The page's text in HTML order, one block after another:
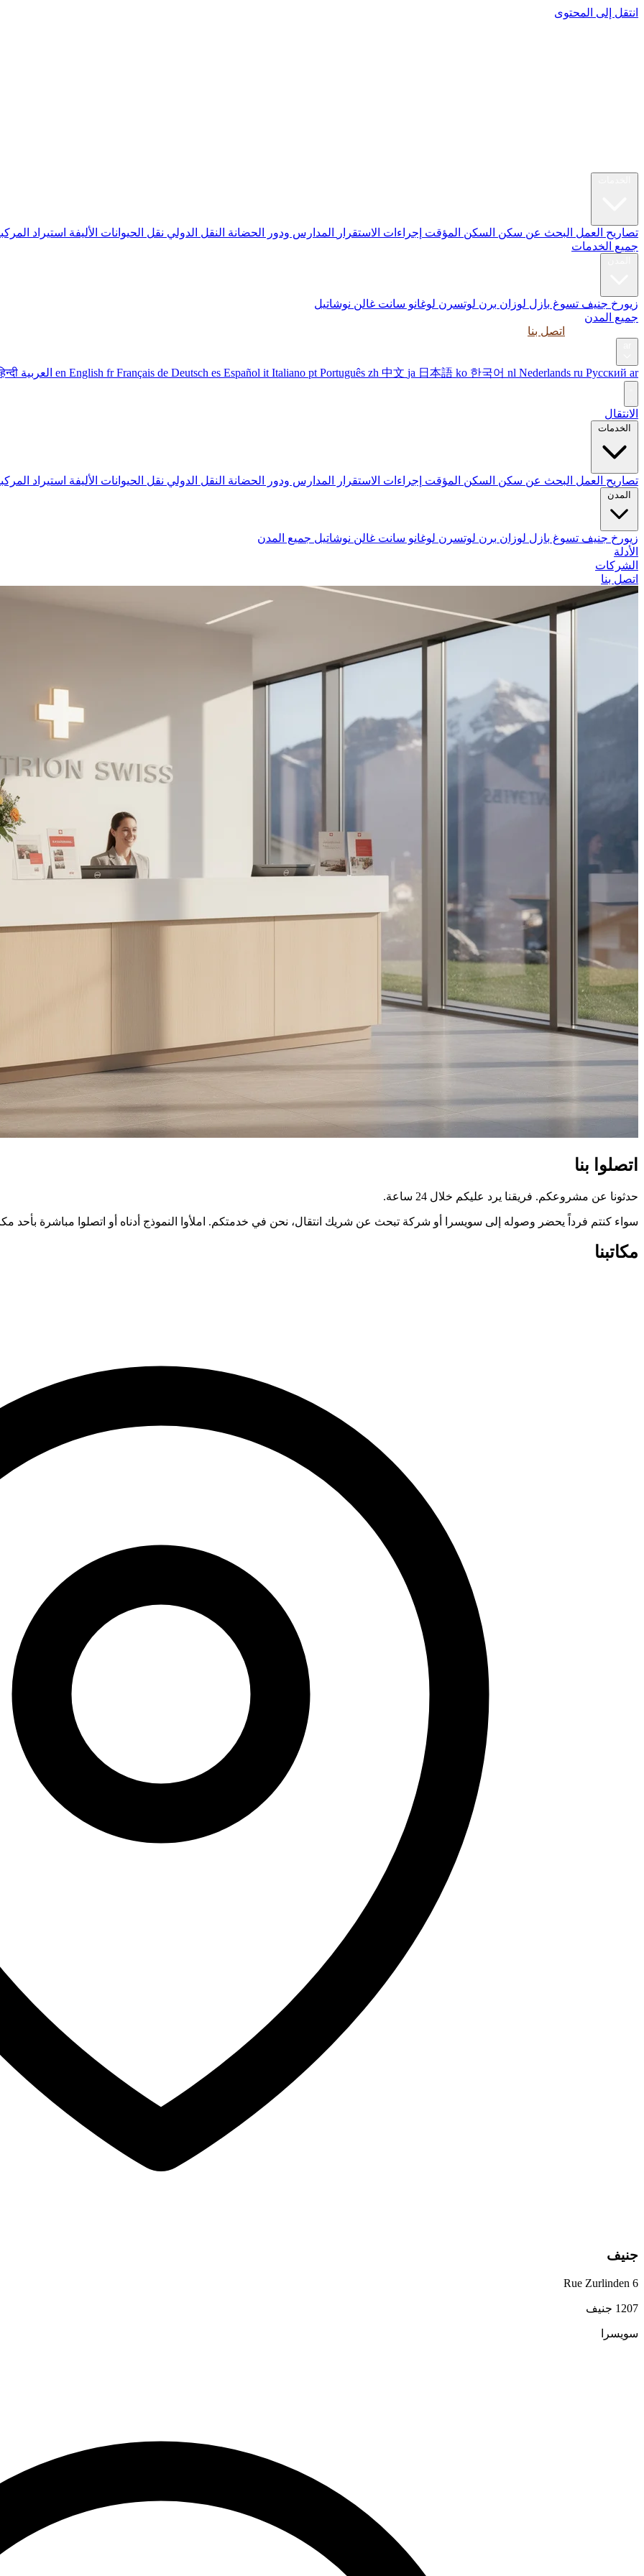
انتقل إلى المحتوى
تصاريح العمل البحث عن سكن السكن المؤقت إجراءات الاستقرار المدارس ودور الحضانة النقل الدولي نقل الحيوانات الأليفة استيراد
جميع الخدمات
زيورخ جنيف تسوغ بازل لوزان برن لوتسرن لوغانو سانت غالن نوشاتيل
جميع المدن
اتصل بنا
en English fr Français de Deutsch es Español it Italiano pt Português zh 中文 ja 日本語 ko 한국어 nl Nederlands ru Русский ar العربية
الانتقال
الخدمات
تصاريح العمل البحث عن سكن السكن المؤقت إجراءات الاستقرار المدارس ودور الحضانة النقل الدولي نقل الحيوانات الأليفة استيراد
المدن
زيورخ جنيف تسوغ بازل لوزان برن لوتسرن لوغانو سانت غالن نوشاتيل جميع المدن
الأدلة
الشركات
اتصل بنا
اتصلوا بنا
حدثونا عن مشروعكم. فريقنا يرد عليكم خلال 24 ساعة.
سواء كنتم فرداً يحضر وصوله إلى سويسرا أو شركة تبحث عن شريك انتقال، نحن في خدمتكم. املأوا النموذج أدناه أو اتصلوا مباشرة بأحد
مكاتبنا
جنيف
Rue Zurlinden 6
1207 جنيف
سويسرا